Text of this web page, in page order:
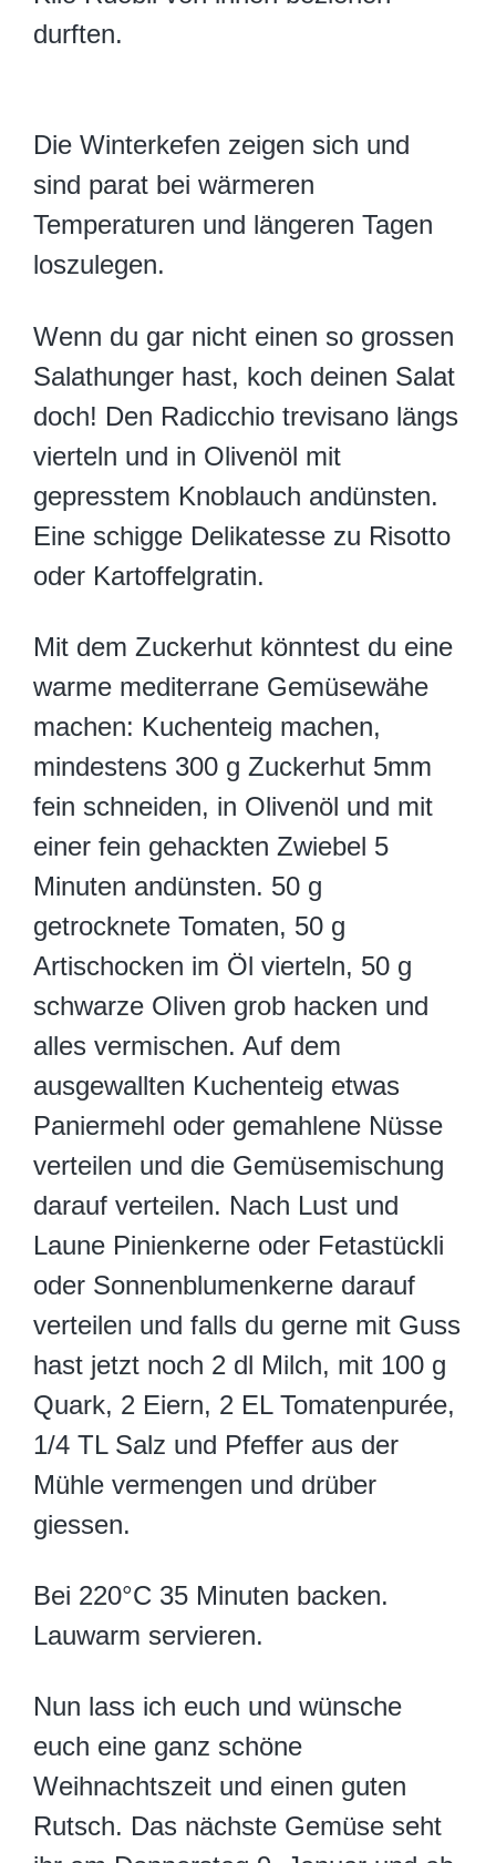
durften.
Die Winterkefen zeigen sich und
sind parat bei wärmeren
Temperaturen und längeren Tagen
loszulegen.
Wenn du gar nicht einen so grossen
Salathunger hast, koch deinen Salat
doch! Den Radicchio trevisano längs
vierteln und in Olivenöl mit
gepresstem Knoblauch andünsten.
Eine schigge Delikatesse zu Risotto
oder Kartoffelgratin.
Mit dem Zuckerhut könntest du eine
warme mediterrane Gemüsewähe
machen: Kuchenteig machen,
mindestens 300 g Zuckerhut 5mm
fein schneiden, in Olivenöl und mit
einer fein gehackten Zwiebel 5
Minuten andünsten. 50 g
getrocknete Tomaten, 50 g
Artischocken im Öl vierteln, 50 g
schwarze Oliven grob hacken und
alles vermischen. Auf dem
ausgewallten Kuchenteig etwas
Paniermehl oder gemahlene Nüsse
verteilen und die Gemüsemischung
darauf verteilen. Nach Lust und
Laune Pinienkerne oder Fetastückli
oder Sonnenblumenkerne darauf
verteilen und falls du gerne mit Guss
hast jetzt noch 2 dl Milch, mit 100 g
Quark, 2 Eiern, 2 EL Tomatenpurée,
1/4 TL Salz und Pfeffer aus der
Mühle vermengen und drüber
giessen.
Bei 220°C 35 Minuten backen.
Lauwarm servieren.
Nun lass ich euch und wünsche
euch eine ganz schöne
Weihnachtszeit und einen guten
Rutsch. Das nächste Gemüse seht